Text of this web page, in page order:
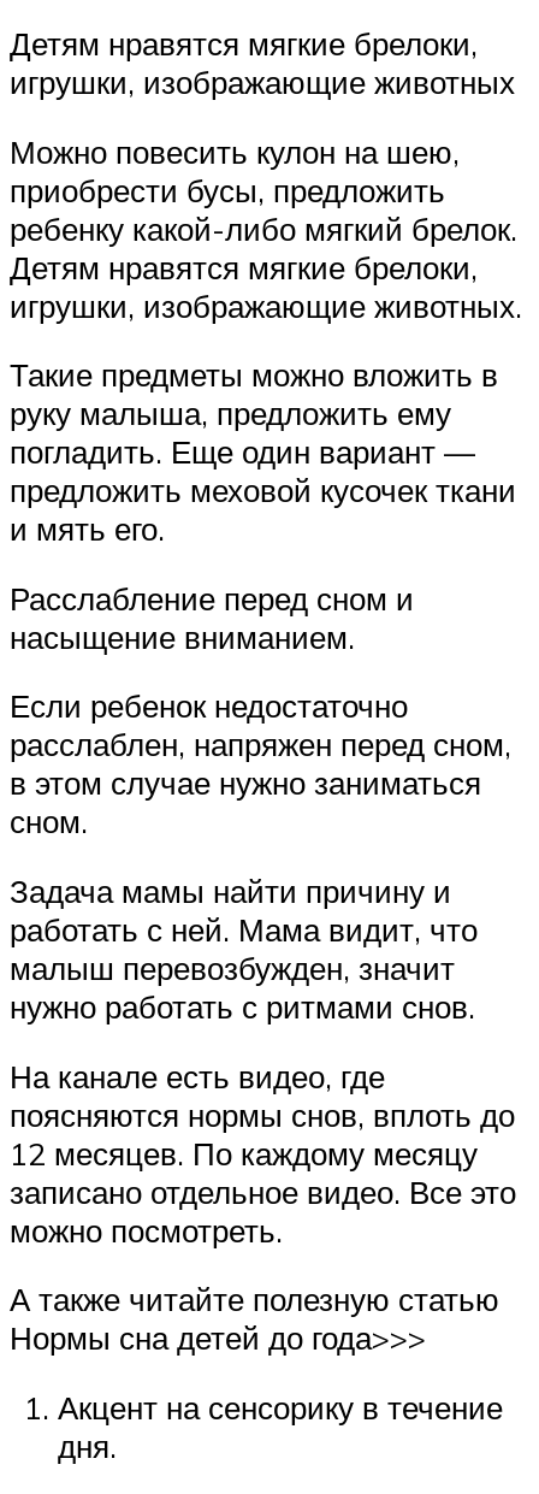
Детям нравятся мягкие брелоки,
игрушки, изображающие животных
Можно повесить кулон на шею,
приобрести бусы, предложить
ребенку какой-либо мягкий брелок.
Детям нравятся мягкие брелоки,
игрушки, изображающие животных.
Такие предметы можно вложить в
руку малыша, предложить ему
погладить. Еще один вариант —
предложить меховой кусочек ткани
и мять его.
Расслабление перед сном и
насыщение вниманием.
Если ребенок недостаточно
расслаблен, напряжен перед сном,
в этом случае нужно заниматься
сном.
Задача мамы найти причину и
работать с ней. Мама видит, что
малыш перевозбужден, значит
нужно работать с ритмами снов.
На канале есть видео, где
поясняются нормы снов, вплоть до
12 месяцев. По каждому месяцу
записано отдельное видео. Все это
можно посмотреть.
А также читайте полезную статью
Нормы сна детей до года>>>
Акцент на сенсорику в течение
дня.